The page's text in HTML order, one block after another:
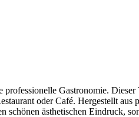
Gastronomie.
oder Café. Hergestellt
ästhetischen Eindruck,